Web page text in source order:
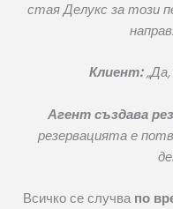
стая Делукс за този
Клиент:„Да,
Агент създава
резервацията е
Всичко се случва по